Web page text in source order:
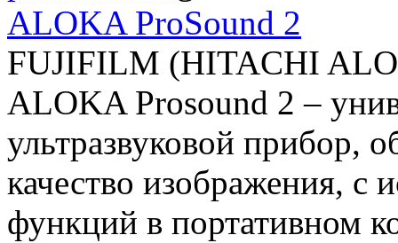
ALOKA ProSound 2
FUJIFILM (HITACHI
ALOKA Prosound 2 –
ультразвуковой прибор,
качество изображения,
функций в портативном